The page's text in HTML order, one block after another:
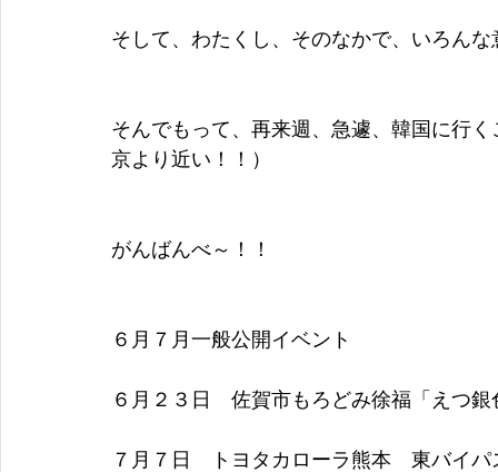
そして、わたくし、そのなかで、いろん
そんでもって、再来週、急遽、韓国に行
京より近い！！）
がんばんべ～！！
６月７月一般公開イベント
６月２３日　佐賀市もろどみ徐福「えつ
７月７日　トヨタカローラ熊本　東バイパ